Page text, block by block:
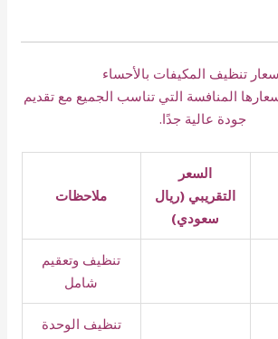
تنظيف المكيفات بالأحساء
المنافسة التي تناسب الجميع مع تقديم
جودة عالية جدًا.
السعر
التقريبي (ريال
سعودي)
ملاحظات
تنظيف وتعقيم
شامل
تنظيف الوحدة